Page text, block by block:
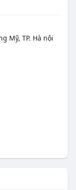
Mỹ, TP. Hà nội